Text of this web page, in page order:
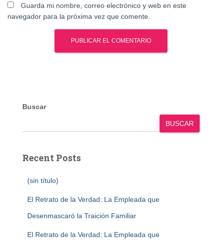
Guarda mi nombre, correo electrónico y web en este
navegador para la próxima vez que comente.
Buscar
BUSCAR
Recent Posts
(sin título)
El Retrato de la Verdad: La Empleada que
Desenmascaró la Traición Familiar
El Retrato de la Verdad: La Empleada que